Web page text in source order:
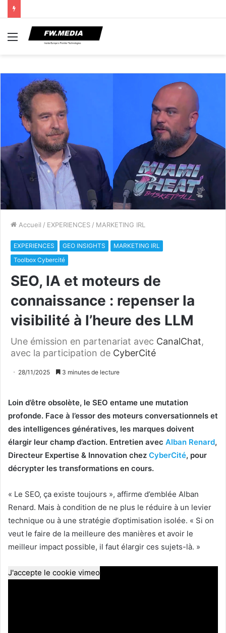
Menu
Accueil / EXPERIENCES / MARKETING IRL
EXPERIENCES GEO INSIGHTS
MARKETING IRL
Toolbox Cybercité
SEO, IA et moteurs de
connaissance : repenser la
visibilité à l’heure des LLM
Une émission en partenariat avec CanalChat,
avec la participation de CyberCité
28/11/2025 3 minutes de lecture
Loin d’être obsolète, le SEO entame une mutation
profonde. Face à l’essor des moteurs conversationnels et
des intelligences génératives, les marques doivent
élargir leur champ d’action. Entretien avec Alban Renard,
Directeur Expertise & Innovation chez CyberCité, pour
décrypter les transformations en cours.
« Le SEO, ça existe toujours », affirme d’emblée Alban
Renard. Mais à condition de ne plus le réduire à un levier
technique ou à une stratégie d’optimisation isolée. « Si on
veut le faire de la meilleure des manières et avoir le
meilleur impact possible, il faut élargir ces sujets-là. »
J'accepte le cookie vimeo